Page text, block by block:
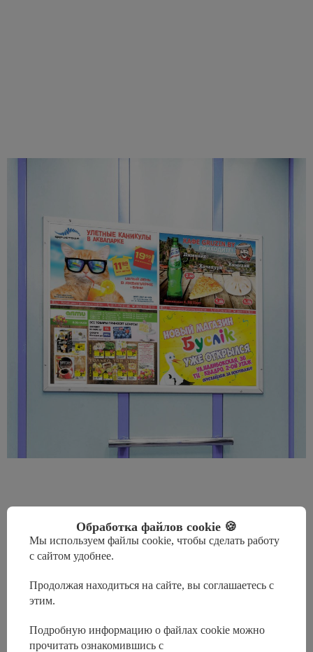
Обработка файлов cookie 🍪
Мы используем файлы cookie, чтобы сделать работу
с сайтом удобнее.
Продолжая находиться на сайте, вы соглашаетесь с
этим.
Подробную информацию о файлах cookie можно
прочитать ознакомившись с